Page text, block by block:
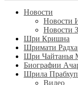
Новости
Новости
Шри Кришна
Шримати
Шри Чайтанья
Биографии
Шрила
Видео